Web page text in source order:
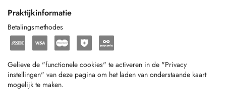
Praktijkinformatie
Betalingsmethodes
Gelieve de "functionele cookies" te activeren in de "Privacy
instellingen" van deze pagina om het laden van onderstaande kaart
mogelijk te maken.